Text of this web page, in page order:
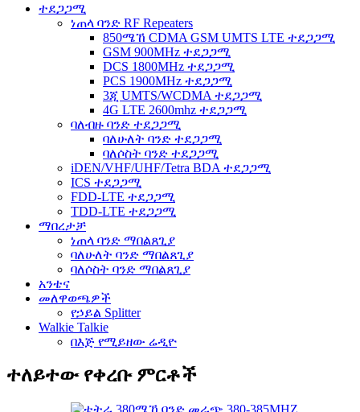
ተደጋጋሚ
ነጠላ ባንድ RF Repeaters
850ሜኸ CDMA GSM UMTS LTE ተደጋጋሚ
GSM 900MHz ተደጋጋሚ
DCS 1800MHz ተደጋጋሚ
PCS 1900MHz ተደጋጋሚ
3ጂ UMTS/WCDMA ተደጋጋሚ
4G LTE 2600mhz ተደጋጋሚ
ባለብዙ ባንድ ተደጋጋሚ
ባለሁለት ባንድ ተደጋጋሚ
ባለሶስት ባንድ ተደጋጋሚ
iDEN/VHF/UHF/Tetra BDA ተደጋጋሚ
ICS ተደጋጋሚ
FDD-LTE ተደጋጋሚ
TDD-LTE ተደጋጋሚ
ማበረታቻ
ነጠላ ባንድ ማበልጸጊያ
ባለሁለት ባንድ ማበልጸጊያ
ባለሶስት ባንድ ማበልጸጊያ
አንቴና
መለዋወጫዎች
የኃይል Splitter
Walkie Talkie
በእጅ የሚይዘው ሬዲዮ
ተለይተው የቀረቡ ምርቶች